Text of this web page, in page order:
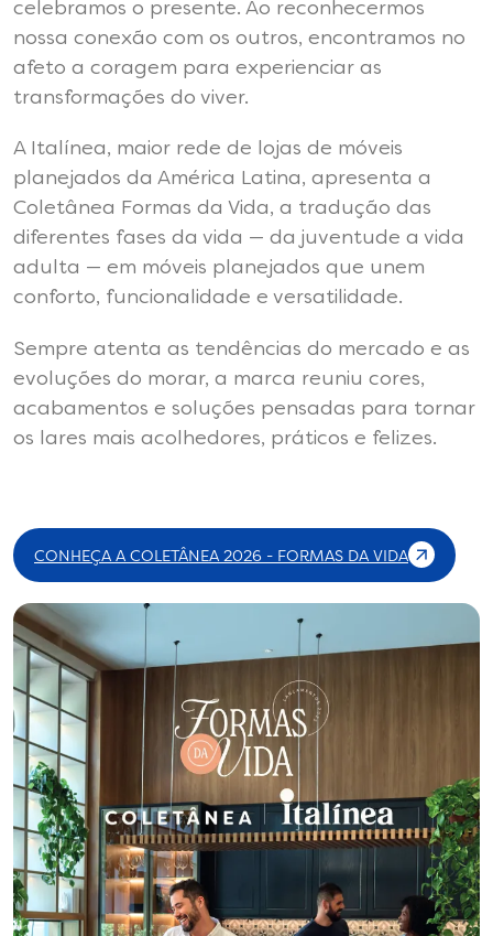
celebramos o presente. Ao reconhecermos
nossa conexão com os outros, encontramos no
afeto a coragem para experienciar as
transformações do viver.
A Italínea, maior rede de lojas de móveis
planejados da América Latina, apresenta a
Coletânea Formas da Vida, a tradução das
diferentes fases da vida — da juventude a vida
adulta — em móveis planejados que unem
conforto, funcionalidade e versatilidade.
Sempre atenta as tendências do mercado e as
evoluções do morar, a marca reuniu cores,
acabamentos e soluções pensadas para tornar
os lares mais acolhedores, práticos e felizes.
CONHEÇA A COLETÂNEA 2026 - FORMAS DA VIDA